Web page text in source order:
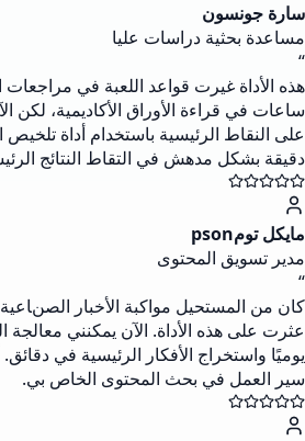
سارة جونسون
مساعدة بحثية دراسات عليا
“
هذه الأداة غيرت قواعد اللعبة في مراجعات
ساعات في قراءة الأوراق الأكاديمية،
دقيقة بشكل مدهش في التقاط النتائج
مايكل تومpson
مدير تسويق المحتوى
“
كان من المستحيل مواكبة الأخبار
عثرت على هذه الأداة. الآن يمكنني
يوميًا واستخراج الأفكار الرئيسية في
سير العمل في بحث المحتوى الخاص بي.